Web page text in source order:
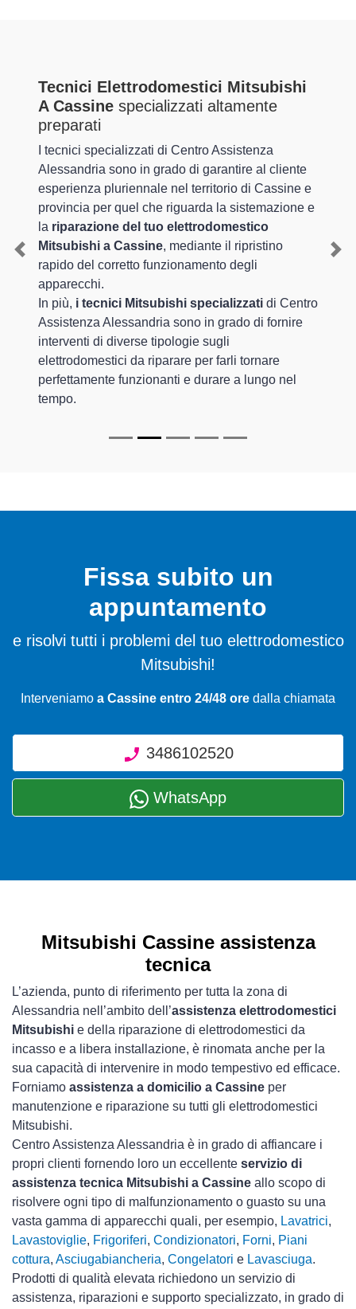
Tecnici Elettrodomestici Mitsubishi
A Cassine specializzati altamente
preparati
I tecnici specializzati di Centro Assistenza
Alessandria sono in grado di garantire al cliente
esperienza pluriennale nel territorio di Cassine e
provincia per quel che riguarda la sistemazione e
la riparazione del tuo elettrodomestico
Mitsubishi a Cassine, mediante il ripristino
rapido del corretto funzionamento degli
apparecchi.
In più, i tecnici Mitsubishi specializzati di Centro
Assistenza Alessandria sono in grado di fornire
interventi di diverse tipologie sugli
elettrodomestici da riparare per farli tornare
perfettamente funzionanti e durare a lungo nel
tempo.
Previous
Fissa subito un
appuntamento
e risolvi tutti i problemi del tuo elettrodomestico
Mitsubishi!
Interveniamo a Cassine entro 24/48 ore dalla chiamata
3486102520
WhatsApp
Mitsubishi Cassine assistenza
tecnica
L’azienda, punto di riferimento per tutta la zona di
Alessandria nell’ambito dell’assistenza elettrodomestici
Mitsubishi e della riparazione di elettrodomestici da
incasso e a libera installazione, è rinomata anche per la
sua capacità di intervenire in modo tempestivo ed efficace.
Forniamo assistenza a domicilio a Cassine per
manutenzione e riparazione su tutti gli elettrodomestici
Mitsubishi.
Centro Assistenza Alessandria è in grado di affiancare i
propri clienti fornendo loro un eccellente servizio di
assistenza tecnica Mitsubishi a Cassine allo scopo di
risolvere ogni tipo di malfunzionamento o guasto su una
vasta gamma di apparecchi quali, per esempio, Lavatrici,
Lavastoviglie, Frigoriferi, Condizionatori, Forni, Piani
cottura, Asciugabiancheria, Congelatori e Lavasciuga.
Prodotti di qualità elevata richiedono un servizio di
assistenza, riparazioni e supporto specializzato, in grado di